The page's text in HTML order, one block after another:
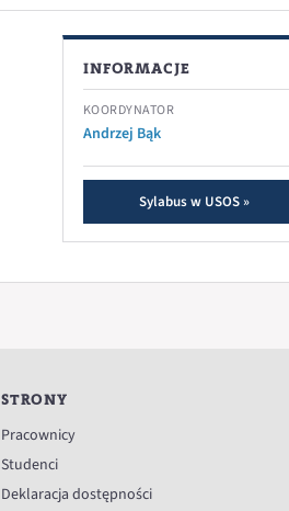
INFORMACJE
KOORDYNATOR
Andrzej Bąk
Sylabus w USOS »
STRONY
Pracownicy
Studenci
Deklaracja dostępności